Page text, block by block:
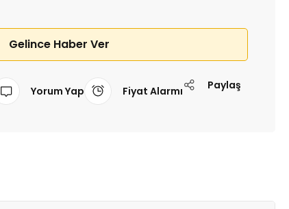
Gelince Haber Ver
Yorum Yap Fiyat Alarmı Paylaş